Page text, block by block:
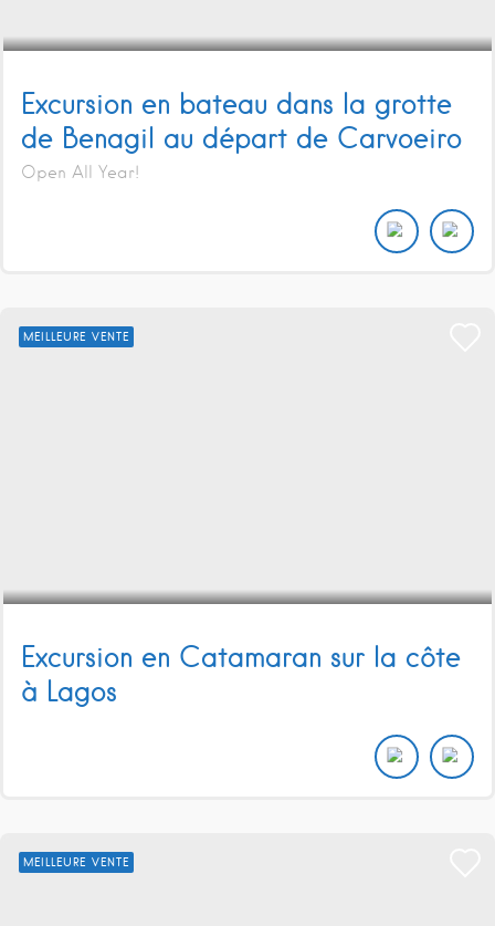
Excursion en bateau dans la grotte
de Benagil au départ de Carvoeiro
Open All Year!
MEILLEURE VENTE
Excursion en Catamaran sur la côte
à Lagos
MEILLEURE VENTE